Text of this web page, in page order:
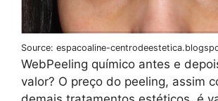
Source: espacoaline-
WebPeeling químico antes e
valor? O preço do peeling, assim